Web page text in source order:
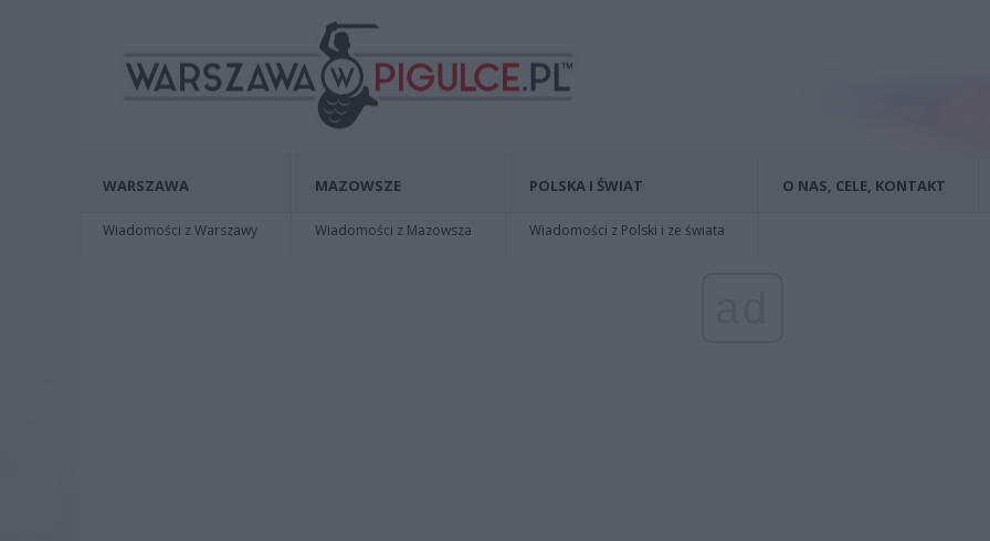
WARSZAWA
Wiadomości z Warszawy
MAZOWSZE
Wiadomości z Mazowsza
POLSKA I ŚWIAT
Wiadomości z Polski i ze świata
O NAS, CELE, KONTAKT